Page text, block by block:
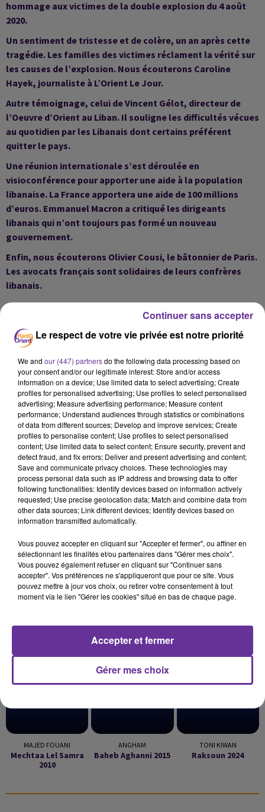
hommage aux victimes de la double explosion du 4 août
2020.
Un sentiment de tristesse et de colère, un an après cette
tragédie. Les familles des victimes réclament la vérité sur
les causes de l’explosion. Nous écouterons Caroline
Hayek, journaliste à L’Orient Le Jour.
Autre témoignage, celui de Vincent Gélot, directeur de
l’Oeuvre d’Orient au Liban. Il souligne les difficultés vécues
au quotidien par les Libanais dont certains préférent
quitter le pays.
Une réunion internationale s’est déroulée en
visioconférence pour apporter une aide à la population
libanaise. La France apportera une aide de 100 millions
d’euros. Emmanuel Macron a critiqué les dirigeants
libanais qui n’ont toujours pas formé un nouveau
gouvernement.
Enfin, nous écouterons Olivier Cousi, le bâtonnier de Paris.
Les avocats français sont solidaires de leurs confrères
libanais.
Podcast
JF SOIR PA 04.08.2021
LA PLAYLIST
MAJED FOUANI
Mechtaa Lel Samra
2010
8h06
8h06
ANGHAM
Baheb Aghanni 2015
TONI KIWAN
Raksoun 2024
Le respect de votre vie privée est notre priorité
We and our (447) partnersdo the following data processing based on
your consent and/or our legitimate interest: Store and/or access
information on a device; Use limited data to select advertising; Create
profiles for personalised advertising; Use profiles to select personalised
advertising; Measure advertising performance; Measure content
performance; Understand audiences through statistics or combinations
of data from different sources; Develop and improve services; Create
profiles to personalise content; Use profiles to select personalised
content; Use limited data to select content; Ensure security, prevent and
detect fraud, and fix errors; Deliver and present advertising and content;
Save and communicate privacy choices. These technologies may
process personal data such as IP address and browsing data to offer
following functionalities: Identify devices based on information actively
requested; Use precise geolocation data; Match and combine data from
other data sources; Link different devices; Identify devices based on
information transmitted automatically.
Vous pouvez accepter en cliquant sur "Accepter et fermer", ou affiner en
sélectionnant les finalités et/ou partenaires dans "Gérer mes choix".
Vous pouvez également refuser en cliquant sur "Continuer sans
accepter". Vos préférences ne s'appliqueront que pour ce site. Vous
pouvez mettre à jour vos choix, ou retirer votre consentement à tout
moment via le lien "Gérer les cookies" situé en bas de chaque page.
Gérer mes choix
Accepter et fermer
Continuer sans accepter